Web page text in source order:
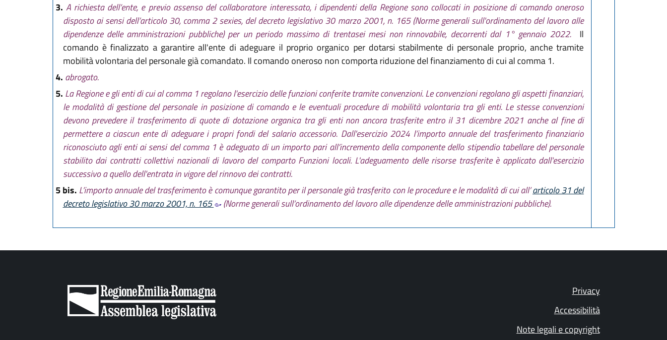
3. A richiesta dell’ente, e previo assenso del collaboratore interessato, i dipendenti della Regione sono collocati in posizione di comando oneroso
disposto ai sensi dell’articolo 30, comma 2 sexies, del decreto legislativo 30 marzo 2001, n. 165 (Norme generali sull'ordinamento del lavoro alle
dipendenze delle amministrazioni pubbliche) per un periodo massimo di trentasei mesi non rinnovabile, decorrenti dal 1° gennaio 2022.
Il
comando è finalizzato a garantire all'ente di adeguare il proprio organico per dotarsi stabilmente di personale proprio, anche tramite
mobilità volontaria del personale già comandato. Il comando oneroso non comporta riduzione del finanziamento di cui al comma 1.
4. abrogato.
5. La Regione e gli enti di cui al comma 1 regolano l'esercizio delle funzioni conferite tramite convenzioni. Le convenzioni regolano gli aspetti finanziari,
le modalità di gestione del personale in posizione di comando e le eventuali procedure di mobilità volontaria tra gli enti. Le stesse convenzioni
devono prevedere il trasferimento di quote di dotazione organica tra gli enti non ancora trasferite entro il 31 dicembre 2021 anche al fine di
permettere a ciascun ente di adeguare i propri fondi del salario accessorio. Dall'esercizio 2024 l’importo annuale del trasferimento finanziario
riconosciuto agli enti ai sensi del comma 1 è adeguato di un importo pari all’incremento della componente dello stipendio tabellare del personale
stabilito dai contratti collettivi nazionali di lavoro del comparto Funzioni locali. L'adeguamento delle risorse trasferite è applicato dall'esercizio
successivo a quello dell'entrata in vigore del rinnovo dei contratti.
5 bis. L’importo annuale del trasferimento è comunque garantito per il personale già trasferito con le procedure e le modalità di cui all’articolo 31 del
decreto legislativo 30 marzo 2001, n. 165
(Norme generali sull’ordinamento del lavoro alle dipendenze delle amministrazioni pubbliche).
Privacy
Accessibilità
Note legali e copyright